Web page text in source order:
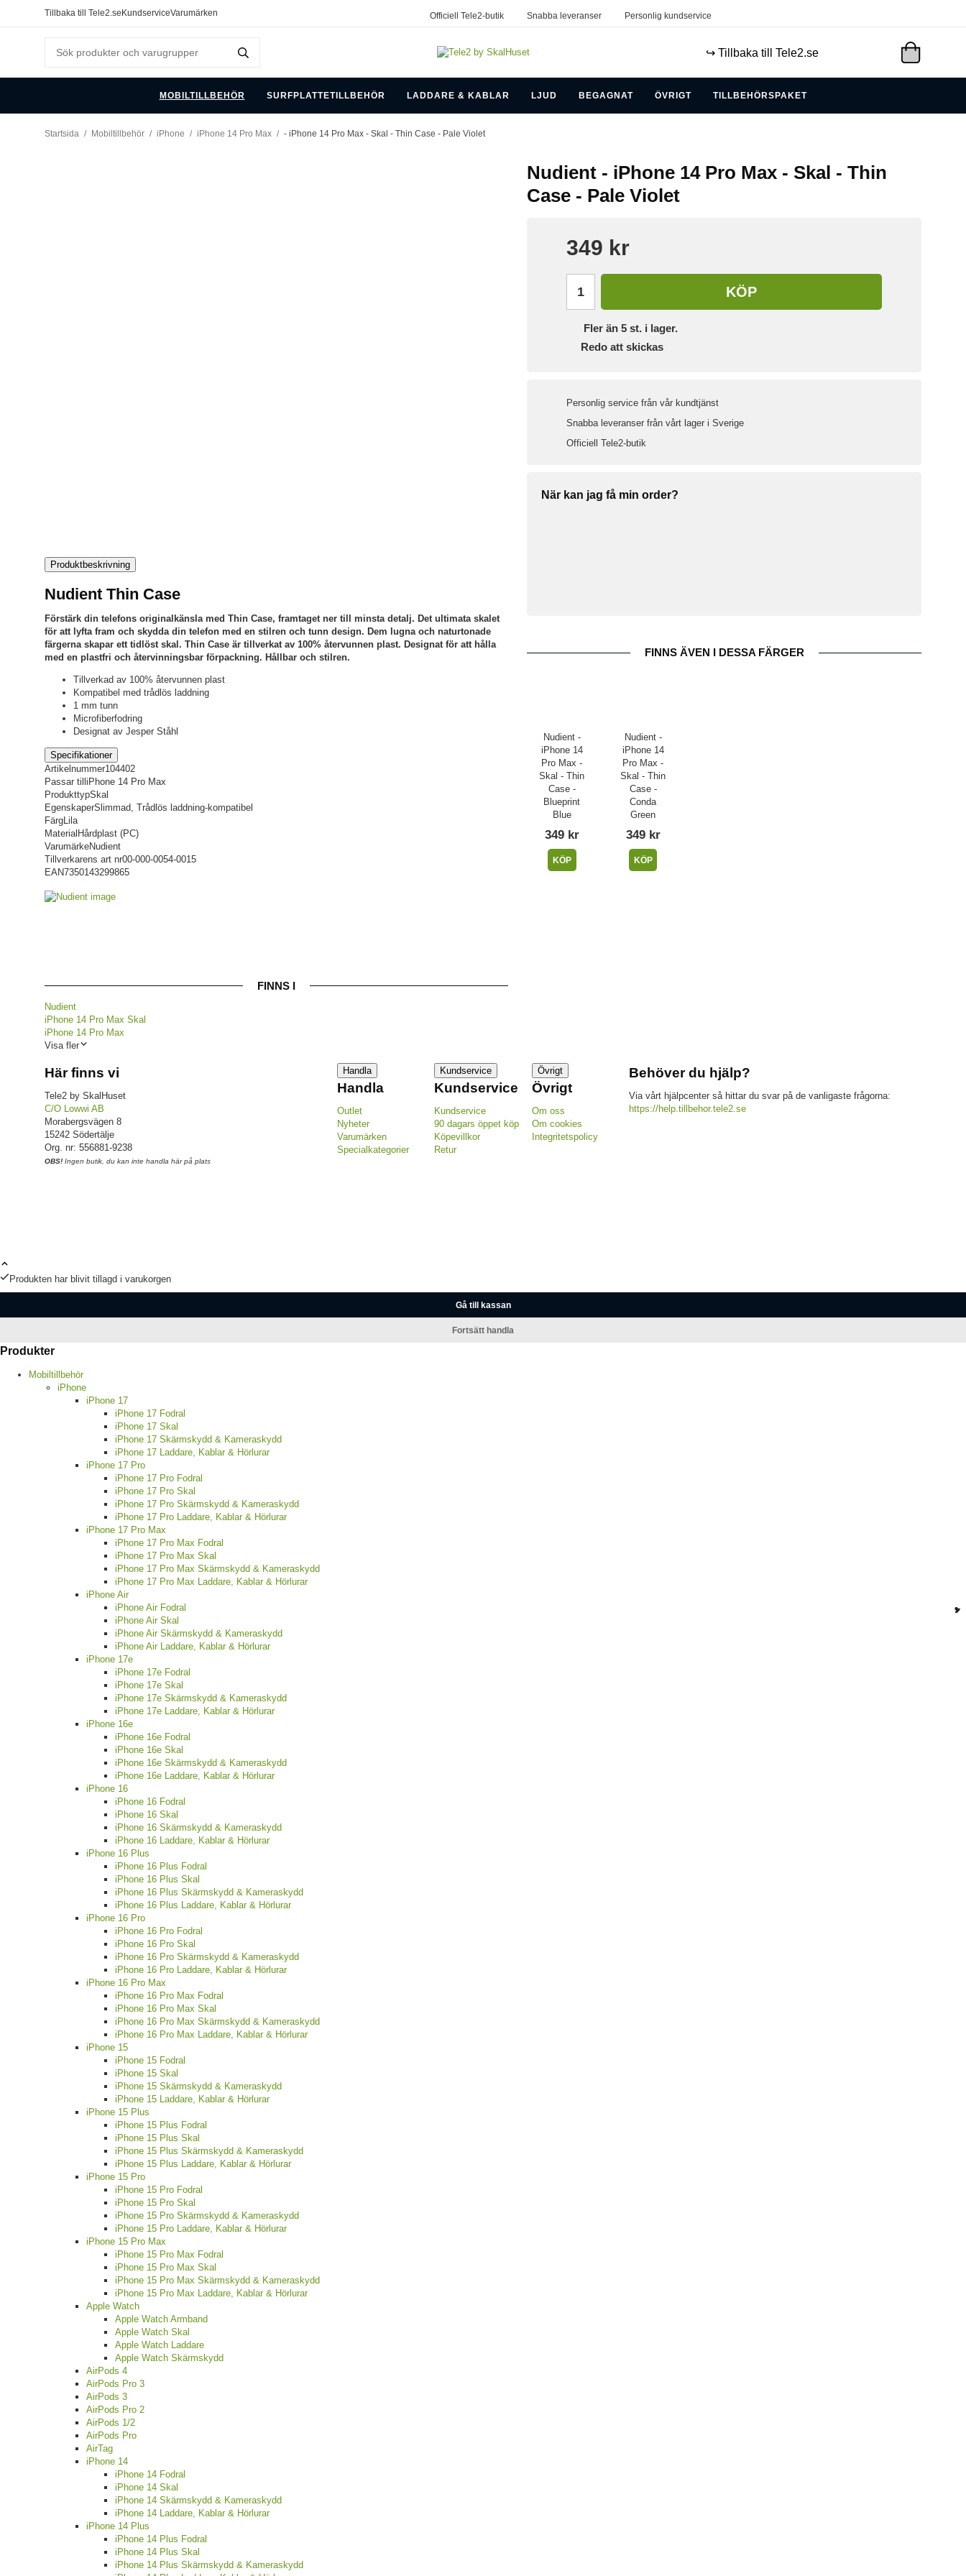
Tillbaka till Tele2.se KundserviceVarumärken Officiell Tele2-butik Snabba leveranser Personlig kundservice
↪️ Tillbaka till Tele2.se
MOBILTILLBEHÖR SURFPLATTETILLBEHÖR LADDARE & KABLAR LJUD BEGAGNAT ÖVRIGT TILLBEHÖRSPAKET
Startsida / Mobiltillbehör / iPhone / iPhone 14 Pro Max / - iPhone 14 Pro Max - Skal - Thin Case - Pale Violet
Nudient - iPhone 14 Pro Max - Skal - Thin
Case - Pale Violet
349 kr
KÖP
Fler än 5 st. i lager.
Redo att skickas
Personlig service från vår kundtjänst
Snabba leveranser från vårt lager i Sverige
Officiell Tele2-butik
När kan jag få min order?
FINNS ÄVEN I DESSA FÄRGER
Nudient -
iPhone 14
Pro Max -
Skal - Thin
Case -
Blueprint
Blue
349 kr
KÖP
Nudient -
iPhone 14
Pro Max -
Skal - Thin
Case -
Conda
Green
349 kr
KÖP
Produktbeskrivning
Nudient Thin Case
Förstärk din telefons originalkänsla med Thin Case, framtaget ner till minsta detalj. Det ultimata skalet
för att lyfta fram och skydda din telefon med en stilren och tunn design. Dem lugna och naturtonade
färgerna skapar ett tidlöst skal. Thin Case är tillverkat av 100% återvunnen plast. Designat för att hålla
med en plastfri och återvinningsbar förpackning. Hållbar och stilren.
Tillverkad av 100% återvunnen plast
Kompatibel med trådlös laddning
1 mm tunn
Microfiberfodring
Designat av Jesper Ståhl
Specifikationer
Artikelnummer104402
Passar till iPhone 14 Pro Max
ProdukttypSkal
EgenskaperSlimmad, Trådlös laddning-kompatibel
FärgLila
Material Hårdplast (PC)
VarumärkeNudient
Tillverkarens art nr00-000-0054-0015
EAN7350143299865
FINNS I
Nudient
iPhone 14 Pro Max Skal
iPhone 14 Pro Max
Visa fler
Här finns vi
Tele2 by SkalHuset
C/O Lowwi AB
Morabergsvägen 8
15242 Södertälje
Org. nr: 556881-9238
OBS! Ingen butik, du kan inte handla här på plats
Handla
Handla
Outlet
Nyheter
Varumärken
Specialkategorier
Kundservice
Kundservice
Kundservice
90 dagars öppet köp
Köpevillkor
Retur
Övrigt
Övrigt
Om oss
Om cookies
Integritetspolicy
Behöver du hjälp?
Via vårt hjälpcenter så hittar du svar på de vanligaste frågorna:
https://help.tillbehor.tele2.se
Produkten har blivit tillagd i varukorgen
Gå till kassan
Fortsätt handla
Produkter
Mobiltillbehör
iPhone
iPhone 17
iPhone 17 Fodral
iPhone 17 Skal
iPhone 17 Skärmskydd & Kameraskydd
iPhone 17 Laddare, Kablar & Hörlurar
iPhone 17 Pro
iPhone 17 Pro Fodral
iPhone 17 Pro Skal
iPhone 17 Pro Skärmskydd & Kameraskydd
iPhone 17 Pro Laddare, Kablar & Hörlurar
iPhone 17 Pro Max
iPhone 17 Pro Max Fodral
iPhone 17 Pro Max Skal
iPhone 17 Pro Max Skärmskydd & Kameraskydd
iPhone 17 Pro Max Laddare, Kablar & Hörlurar
iPhone Air
iPhone Air Fodral
iPhone Air Skal
iPhone Air Skärmskydd & Kameraskydd
iPhone Air Laddare, Kablar & Hörlurar
iPhone 17e
iPhone 17e Fodral
iPhone 17e Skal
iPhone 17e Skärmskydd & Kameraskydd
iPhone 17e Laddare, Kablar & Hörlurar
iPhone 16e
iPhone 16e Fodral
iPhone 16e Skal
iPhone 16e Skärmskydd & Kameraskydd
iPhone 16e Laddare, Kablar & Hörlurar
iPhone 16
iPhone 16 Fodral
iPhone 16 Skal
iPhone 16 Skärmskydd & Kameraskydd
iPhone 16 Laddare, Kablar & Hörlurar
iPhone 16 Plus
iPhone 16 Plus Fodral
iPhone 16 Plus Skal
iPhone 16 Plus Skärmskydd & Kameraskydd
iPhone 16 Plus Laddare, Kablar & Hörlurar
iPhone 16 Pro
iPhone 16 Pro Fodral
iPhone 16 Pro Skal
iPhone 16 Pro Skärmskydd & Kameraskydd
iPhone 16 Pro Laddare, Kablar & Hörlurar
iPhone 16 Pro Max
iPhone 16 Pro Max Fodral
iPhone 16 Pro Max Skal
iPhone 16 Pro Max Skärmskydd & Kameraskydd
iPhone 16 Pro Max Laddare, Kablar & Hörlurar
iPhone 15
iPhone 15 Fodral
iPhone 15 Skal
iPhone 15 Skärmskydd & Kameraskydd
iPhone 15 Laddare, Kablar & Hörlurar
iPhone 15 Plus
iPhone 15 Plus Fodral
iPhone 15 Plus Skal
iPhone 15 Plus Skärmskydd & Kameraskydd
iPhone 15 Plus Laddare, Kablar & Hörlurar
iPhone 15 Pro
iPhone 15 Pro Fodral
iPhone 15 Pro Skal
iPhone 15 Pro Skärmskydd & Kameraskydd
iPhone 15 Pro Laddare, Kablar & Hörlurar
iPhone 15 Pro Max
iPhone 15 Pro Max Fodral
iPhone 15 Pro Max Skal
iPhone 15 Pro Max Skärmskydd & Kameraskydd
iPhone 15 Pro Max Laddare, Kablar & Hörlurar
Apple Watch
Apple Watch Armband
Apple Watch Skal
Apple Watch Laddare
Apple Watch Skärmskydd
AirPods 4
AirPods Pro 3
AirPods 3
AirPods Pro 2
AirPods 1/2
AirPods Pro
AirTag
iPhone 14
iPhone 14 Fodral
iPhone 14 Skal
iPhone 14 Skärmskydd & Kameraskydd
iPhone 14 Laddare, Kablar & Hörlurar
iPhone 14 Plus
iPhone 14 Plus Fodral
iPhone 14 Plus Skal
iPhone 14 Plus Skärmskydd & Kameraskydd